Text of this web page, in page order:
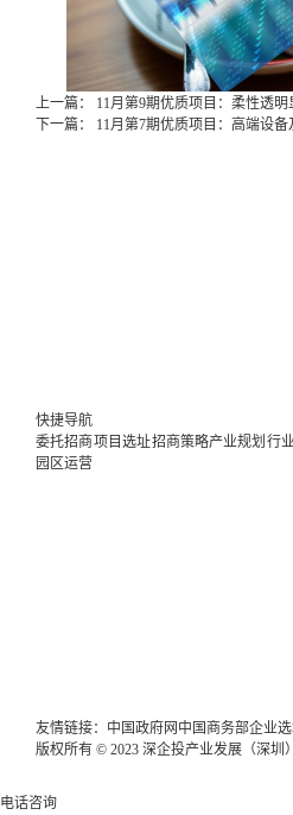
上一篇： 11月第9期优质项目：柔性透
下一篇： 11月第7期优质项目：高端设
快捷导航
委托招商项目选址招商策略产业规划 行
园区运营
友情链接： 中国政府网 中国商务部企业
版权所有 © 2023 深企投产业发展（深圳
电话咨询